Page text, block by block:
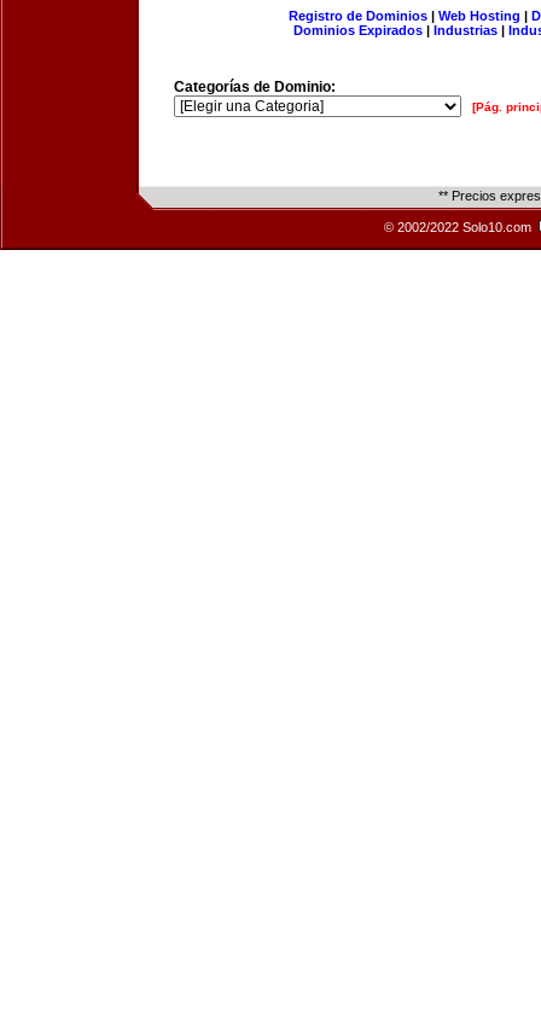
Registro de Dominios| Web Hosting |
Dominios Expirados | Industrias |
Categorías de Dominio:
[Pág.
** Precios
© 2002/2022 Solo10.com